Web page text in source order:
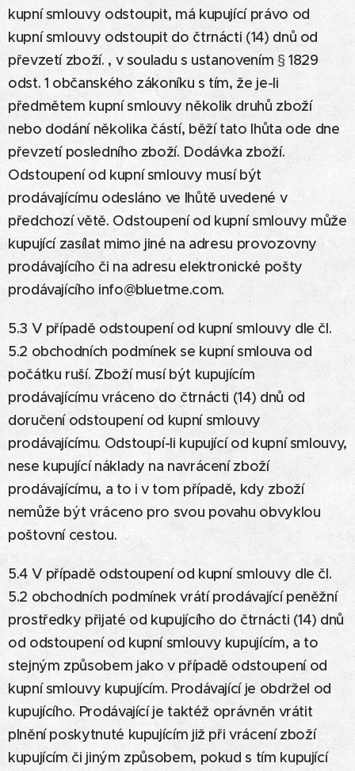
kupní smlouvy odstoupit, má kupující právo od
kupní smlouvy odstoupit do čtrnácti (14) dnů od
převzetí zboží. , v souladu s ustanovením § 1829
odst. 1 občanského zákoníku s tím, že je-li
předmětem kupní smlouvy několik druhů zboží
nebo dodání několika částí, běží tato lhůta ode dne
převzetí posledního zboží. Dodávka zboží.
Odstoupení od kupní smlouvy musí být
prodávajícímu odesláno ve lhůtě uvedené v
předchozí větě. Odstoupení od kupní smlouvy může
kupující zasílat mimo jiné na adresu provozovny
prodávajícího či na adresu elektronické pošty
prodávajícího info@bluetme.com.
5.3 V případě odstoupení od kupní smlouvy dle čl.
5.2 obchodních podmínek se kupní smlouva od
počátku ruší. Zboží musí být kupujícím
prodávajícímu vráceno do čtrnácti (14) dnů od
doručení odstoupení od kupní smlouvy
prodávajícímu. Odstoupí-li kupující od kupní smlouvy,
nese kupující náklady na navrácení zboží
prodávajícímu, a to i v tom případě, kdy zboží
nemůže být vráceno pro svou povahu obvyklou
poštovní cestou.
5.4 V případě odstoupení od kupní smlouvy dle čl.
5.2 obchodních podmínek vrátí prodávající peněžní
prostředky přijaté od kupujícího do čtrnácti (14) dnů
od odstoupení od kupní smlouvy kupujícím, a to
stejným způsobem jako v případě odstoupení od
kupní smlouvy kupujícím. Prodávající je obdržel od
kupujícího. Prodávající je taktéž oprávněn vrátit
plnění poskytnuté kupujícím již při vrácení zboží
kupujícím či jiným způsobem, pokud s tím kupující